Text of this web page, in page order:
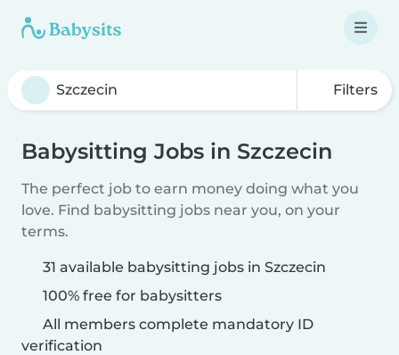
Filters
Babysitting Jobs in Szczecin
The perfect job to earn money doing what you
love. Find babysitting jobs near you, on your
terms.
31 available babysitting jobs in Szczecin
100% free for babysitters
All members complete mandatory ID
verification